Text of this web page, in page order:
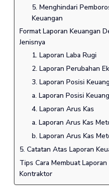
5. Menghindari
Keuangan
Format Laporan Keuangan
Jenisnya
1. Laporan Laba Rugi
2. Laporan Perubahan
3. Laporan Posisi
a. Laporan Posisi
4. Laporan Arus Kas
a. Laporan Arus Kas
b. Laporan Arus Kas
5. Catatan Atas Laporan
Tips Cara Membuat
Kontraktor